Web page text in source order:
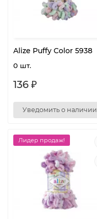
Alize Puffy Color 5938
0 шт.
136 ₽
Уведомить о наличии
Лидер продаж!